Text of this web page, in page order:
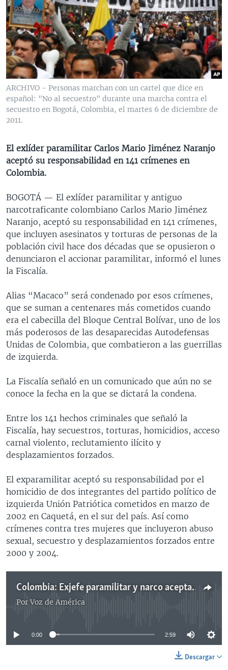
VENEZUELA
BRASIL
NICARAGUA
ECONOMÍA
ENTRETENIMIENTO Y CULTURA
TECNOLOGÍA
DEPORTES
MULTIMEDIA
VIDEOS
FOTOGRAFÍA
AUDIOS
PROGRAMAS TV
EL MUNDO AL DÍA
FORO INTERAMERICANO
LAS CLAVES
PANORAMA
RADIO
AVANCE INFORMATIVO
BUENOS DÍAS AMÉRICA
ESTADOS UNIDOS AL DÍA
FORO [RADIO]
DEPORTIVO INTERNACIONAL
NOTA ECONÓMICA
ENTRETENIMIENTO
DIRECT
Learning English
ARCHIVO - Personas marchan con un cartel que dice en
español: "No al secuestro" durante una marcha contra el
secuestro en Bogotá, Colombia, el martes 6 de diciembre de
2011.
El exlíder paramilitar Carlos Mario Jiménez Naranjo
aceptó su responsabilidad en 141 crímenes en
Colombia.
BOGOTÁ — El exlíder paramilitar y antiguo
narcotraficante colombiano Carlos Mario Jiménez
Naranjo, aceptó su responsabilidad en 141 crímenes,
que incluyen asesinatos y torturas de personas de la
población civil hace dos décadas que se opusieron o
denunciaron el accionar paramilitar, informó el lunes
la Fiscalía.
Alias “Macaco” será condenado por esos crímenes,
que se suman a centenares más cometidos cuando
era el cabecilla del Bloque Central Bolívar, uno de los
más poderosos de las desaparecidas Autodefensas
Unidas de Colombia, que combatieron a las guerrillas
de izquierda.
La Fiscalía señaló en un comunicado que aún no se
conoce la fecha en la que se dictará la condena.
Entre los 141 hechos criminales que señaló la
Fiscalía, hay secuestros, torturas, homicidios, acceso
carnal violento, reclutamiento ilícito y
desplazamientos forzados.
El exparamilitar aceptó su responsabilidad por el
homicidio de dos integrantes del partido político de
izquierda Unión Patriótica cometidos en marzo de
2002 en Caquetá, en el sur del país. Así como
crímenes contra tres mujeres que incluyeron abuso
sexual, secuestro y desplazamientos forzados entre
2000 y 2004.
Colombia: Exjefe paramilitar y narco acepta más de 140 crímenes para silenciar denunciantes
PorVoz de América
No media source currently available
0:00 2:59
Descargar